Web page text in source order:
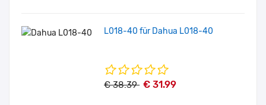
L018-40 für Dahua L018-40
€ 38.39 € 31.99